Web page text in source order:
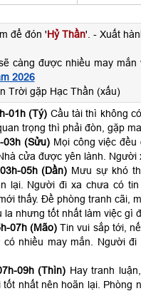
để đón 'Hỷ Thần'. - Xuất
càng được nhiều may mắn
2026
Trời gặp Hạc Thần (xấu)
01h (Tý) Cầu tài thì không
trọng thì phải đòn, gặp
03h (Sửu) Mọi công việc
cửa được yên lành. Người
05h (Dần) Mưu sự khó
lại. Người đi xa chưa có
thấy. Đề phòng tranh cãi,
nhưng tốt nhất làm việc gì
07h (Mão) Tin vui sắp tới,
nhiều may mắn. Người
09h (Thìn) Hay tranh
nhất nên hoãn lại. Phòng